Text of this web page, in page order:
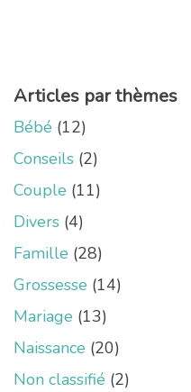
Articles par thèmes
Bébé (12)
Conseils (2)
Couple (11)
Divers (4)
Famille (28)
Grossesse (14)
Mariage (13)
Naissance (20)
Non classifié (2)